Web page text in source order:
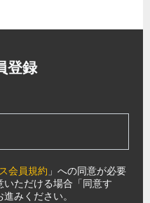
登録
会員規約 」への同意が必要
ただける場合「同意す
みください。